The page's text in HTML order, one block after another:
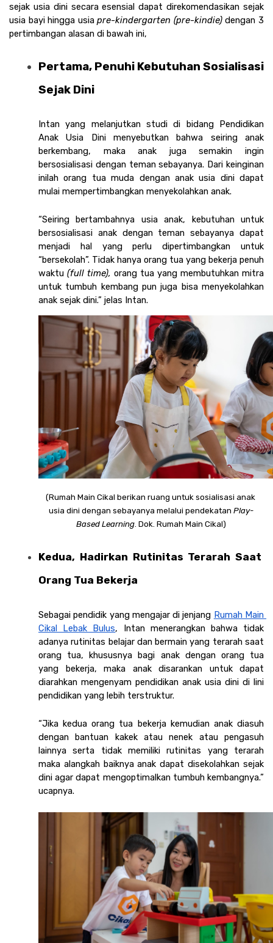
sejak usia dini secara esensial dapat direkomendasikan sejak
usia bayi hingga usia pre-kindergarten (pre-kindie) dengan 3
pertimbangan alasan di bawah ini,
Pertama, Penuhi Kebutuhan Sosialisasi
Sejak Dini
Intan yang melanjutkan studi di bidang Pendidikan
Anak Usia Dini menyebutkan bahwa seiring anak
berkembang, maka anak juga semakin ingin
bersosialisasi dengan teman sebayanya. Dari keinginan
inilah orang tua muda dengan anak usia dini dapat
mulai mempertimbangkan menyekolahkan anak.
“Seiring bertambahnya usia anak, kebutuhan untuk
bersosialisasi anak dengan teman sebayanya dapat
menjadi hal yang perlu dipertimbangkan untuk
“bersekolah”. Tidak hanya orang tua yang bekerja penuh
waktu (full time), orang tua yang membutuhkan mitra
untuk tumbuh kembang pun juga bisa menyekolahkan
anak sejak dini.” jelas Intan.
(Rumah Main Cikal berikan ruang untuk sosialisasi anak
usia dini dengan sebayanya melalui pendekatan Play-
Based Learning. Dok. Rumah Main Cikal)
Kedua, Hadirkan Rutinitas Terarah Saat
Orang Tua Bekerja
Sebagai pendidik yang mengajar di jenjang Rumah Main
Cikal Lebak Bulus, Intan menerangkan bahwa tidak
adanya rutinitas belajar dan bermain yang terarah saat
orang tua, khususnya bagi anak dengan orang tua
yang bekerja, maka anak disarankan untuk dapat
diarahkan mengenyam pendidikan anak usia dini di lini
pendidikan yang lebih terstruktur.
“Jika kedua orang tua bekerja kemudian anak diasuh
dengan bantuan kakek atau nenek atau pengasuh
lainnya serta tidak memiliki rutinitas yang terarah
maka alangkah baiknya anak dapat disekolahkan sejak
dini agar dapat mengoptimalkan tumbuh kembangnya.”
ucapnya.